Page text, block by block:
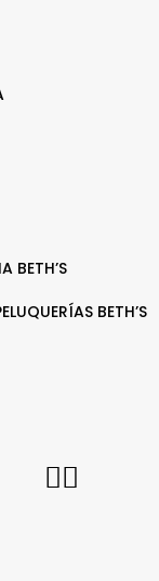
BETH’S
BETH’S